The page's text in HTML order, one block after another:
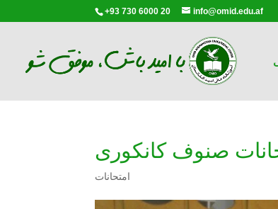
+93 730 6000 20 info@omid.edu.af
صنوف کانکوری
امتحانات